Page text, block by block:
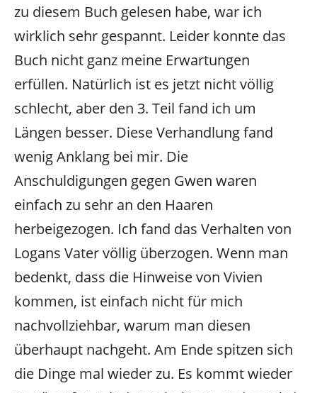
zu diesem Buch gelesen habe, war ich
wirklich sehr gespannt. Leider konnte das
Buch nicht ganz meine Erwartungen
erfüllen. Natürlich ist es jetzt nicht völlig
schlecht, aber den 3. Teil fand ich um
Längen besser. Diese Verhandlung fand
wenig Anklang bei mir. Die
Anschuldigungen gegen Gwen waren
einfach zu sehr an den Haaren
herbeigezogen. Ich fand das Verhalten von
Logans Vater völlig überzogen. Wenn man
bedenkt, dass die Hinweise von Vivien
kommen, ist einfach nicht für mich
nachvollziehbar, warum man diesen
überhaupt nachgeht. Am Ende spitzen sich
die Dinge mal wieder zu. Es kommt wieder